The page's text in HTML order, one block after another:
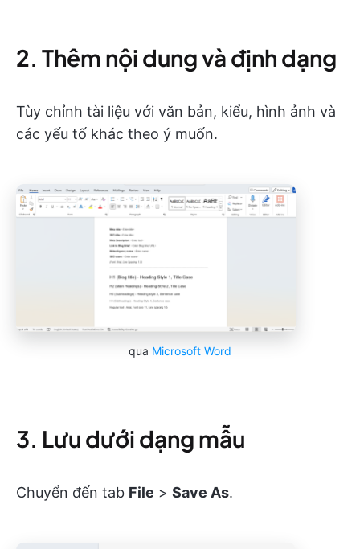
2. Thêm nội dung và định dạng
Tùy chỉnh tài liệu với văn bản, kiểu, hình ảnh và
các yếu tố khác theo ý muốn.
qua Microsoft Word
3. Lưu dưới dạng mẫu
Chuyển đến tab File > Save As.